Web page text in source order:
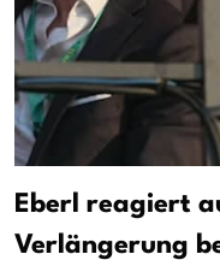
Eberl reagiert
Verlängerung